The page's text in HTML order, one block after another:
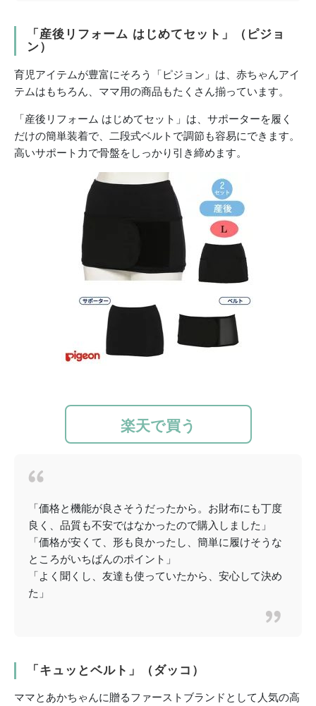
「産後リフォーム はじめてセット」（ピジョ
ン）
育児アイテムが豊富にそろう「ピジョン」は、赤ちゃんアイ
テムはもちろん、ママ用の商品もたくさん揃っています。
「産後リフォーム はじめてセット」は、サポーターを履く
だけの簡単装着で、二段式ベルトで調節も容易にできます。
高いサポート力で骨盤をしっかり引き締めます。
楽天で買う
「価格と機能が良さそうだったから。お財布にも丁度
良く、品質も不安ではなかったので購入しました」
「価格が安くて、形も良かったし、簡単に履けそうな
ところがいちばんのポイント」
「よく聞くし、友達も使っていたから、安心して決め
た」
「キュッとベルト」（ダッコ）
ママとあかちゃんに贈るファーストブランドとして人気の高